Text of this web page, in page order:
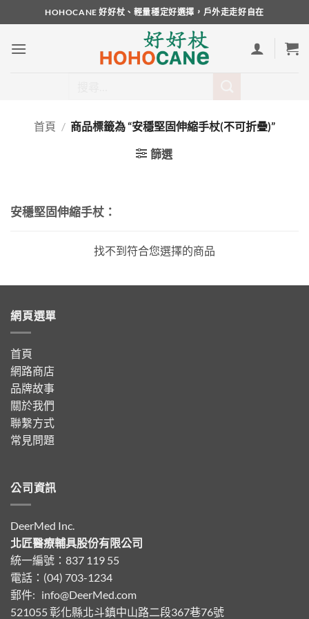
to
content
HOHOCANE 好好杖、輕量穩定好選擇，戶外走走好自在
鍵
首頁 / 商品標籤為 “安穩堅固伸縮手杖(不可折疊)”
篩選
安穩堅固伸縮手杖：
找不到符合您選擇的商品
網頁選單
首頁
網路商店
品牌故事
關於我們
聯繫方式
常見問題
公司資訊
DeerMed Inc.
北匠醫療輔具股份有限公司
統一編號：837 119 55
電話：(04) 703-1234
郵件: info@DeerMed.com
521055 彰化縣北斗鎮中山路二段367巷76號